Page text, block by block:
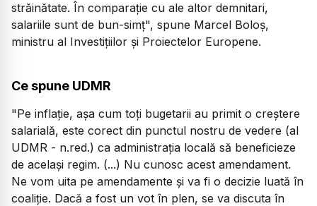
străinătate. În comparație cu ale altor demnitari,
salariile sunt de bun-simț", spune Marcel Boloș,
ministru al Investițiilor și Proiectelor Europene.
Ce spune UDMR
"Pe inflație, așa cum toți bugetarii au primit o creștere
salarială, este corect din punctul nostru de vedere (al
UDMR - n.red.) ca administrația locală să beneficieze
de același regim. (...) Nu cunosc acest amendament.
Ne vom uita pe amendamente și va fi o decizie luată în
coaliție. Dacă a fost un vot în plen, se va discuta în